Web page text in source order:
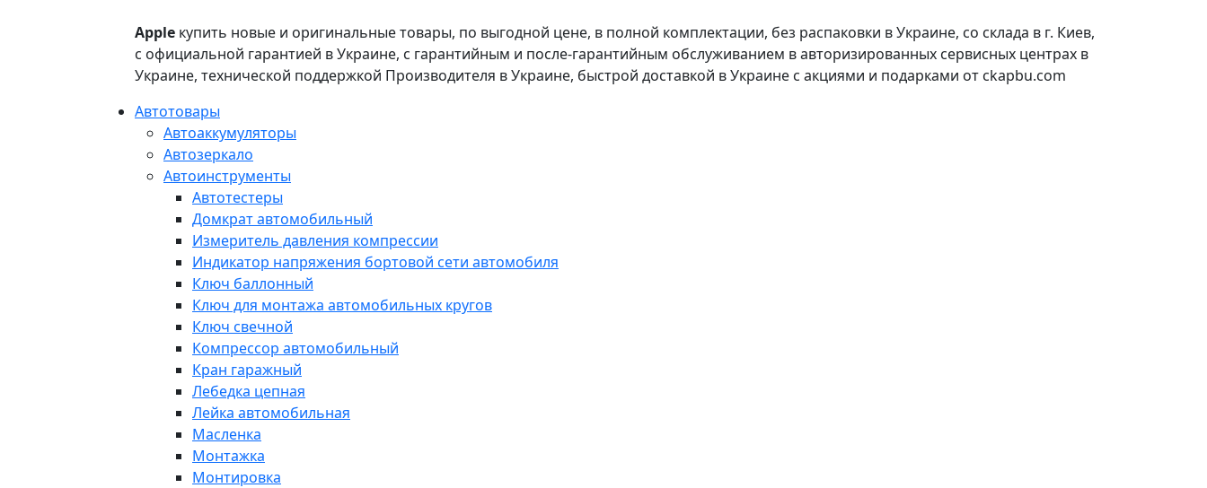
Apple купить новые и оригинальные товары, по выгодной цене, в полной комплектации, без распаковки в Украине, со склада в г. Киев,
с официальной гарантией в Украине, с гарантийным и после-гарантийным обслуживанием в авторизированных сервисных центрах в
Украине, технической поддержкой Производителя в Украине, быстрой доставкой в Украине с акциями и подарками от ckapbu.com
Автотовары
Автоаккумуляторы
Автозеркало
Автоинструменты
Автотестеры
Домкрат автомобильный
Измеритель давления компрессии
Индикатор напряжения бортовой сети автомобиля
Ключ баллонный
Ключ для монтажа автомобильных кругов
Ключ свечной
Компрессор автомобильный
Кран гаражный
Лебедка цепная
Лейка автомобильная
Масленка
Монтажка
Монтировка